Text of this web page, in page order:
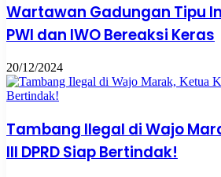
Wartawan Gadungan Tipu
PWI dan IWO Bereaksi Keras
20/12/2024
Tambang Ilegal di Wajo
III DPRD Siap Bertindak!